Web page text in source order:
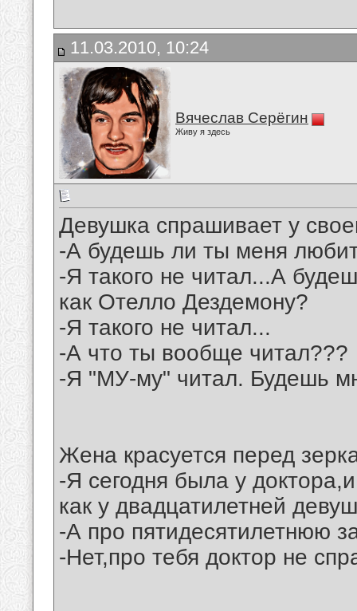
11.03.2010, 10:24
Вячеслав Серёгин
Живу я здесь
Девушка спрашивает у
-А будешь ли ты меня
-Я такого не читал...А
как Отелло Дездемону?
-Я такого не читал...
-А что ты вообще читал???
-Я "МУ-му" читал. Будешь
Жена красуется перед
-Я сегодня была у
как у двадцатилетней
-А про пятидесятилетнюю
-Нет,про тебя доктор не